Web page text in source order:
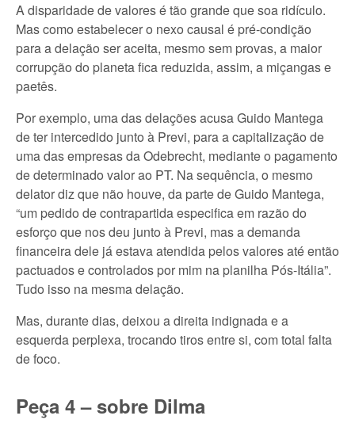
A disparidade de valores é tão grande que soa ridículo.
Mas como estabelecer o nexo causal é pré-condição
para a delação ser aceita, mesmo sem provas, a maior
corrupção do planeta fica reduzida, assim, a miçangas e
paetês.
Por exemplo, uma das delações acusa Guido Mantega
de ter intercedido junto à Previ, para a capitalização de
uma das empresas da Odebrecht, mediante o pagamento
de determinado valor ao PT. Na sequência, o mesmo
delator diz que não houve, da parte de Guido Mantega,
“um pedido de contrapartida especifica em razão do
esforço que nos deu junto à Previ, mas a demanda
financeira dele já estava atendida pelos valores até então
pactuados e controlados por mim na planilha Pós-Itália”.
Tudo isso na mesma delação.
Mas, durante dias, deixou a direita indignada e a
esquerda perplexa, trocando tiros entre si, com total falta
de foco.
Peça 4 – sobre Dilma